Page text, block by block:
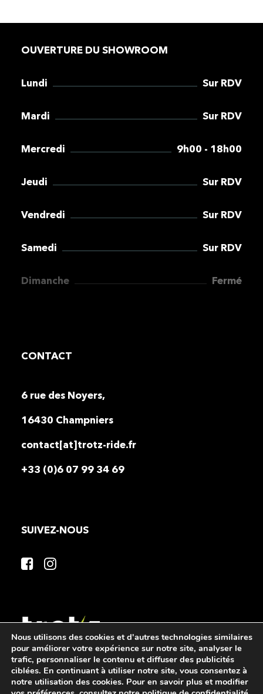
OUVERTURE DU SHOWROOM
Lundi Sur RDV
Mardi Sur RDV
Mercredi 9h00 - 18h00
Jeudi Sur RDV
Vendredi Sur RDV
Samedi Sur RDV
Dimanche Fermé
CONTACT
6 rue des Noyers,
16430 Champniers
contact[at]trotz-ride.fr
+33 (0)6 07 99 34 69
SUIVEZ-NOUS
©Copyright 2026 TROT’Z RIDE FRANCE – Site réalisé par
l’agenceMister Webmarketing
Nous utilisons des cookies et d'autres technologies similaires
pour améliorer votre expérience sur notre site, analyser le
trafic, personnaliser le contenu et diffuser des publicités
ciblées. En continuant à utiliser notre site, vous consentez à
notre utilisation des cookies. Pour en savoir plus et modifier